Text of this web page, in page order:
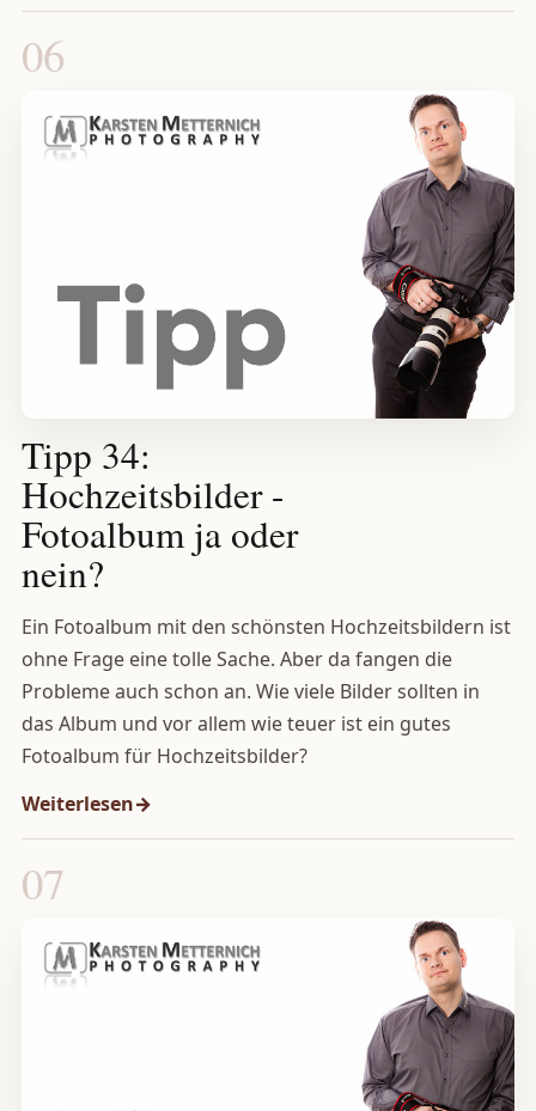
06
Tipp 34:
Hochzeitsbilder -
Fotoalbum ja oder
nein?
Ein Fotoalbum mit den schönsten Hochzeitsbildern ist
ohne Frage eine tolle Sache. Aber da fangen die
Probleme auch schon an. Wie viele Bilder sollten in
das Album und vor allem wie teuer ist ein gutes
Fotoalbum für Hochzeitsbilder?
Weiterlesen
07